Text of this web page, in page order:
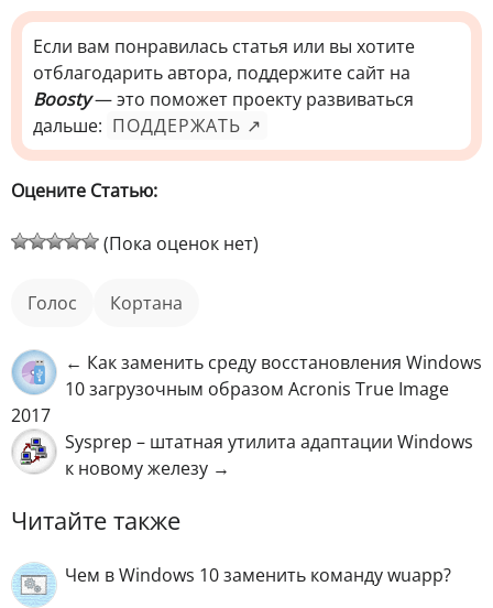
Если вам понравилась статья или вы хотите
отблагодарить автора, поддержите сайт на
Boosty— это поможет проекту развиваться
дальше: ПОДДЕРЖАТЬ ↗
Оцените Статью:
(Пока оценок нет)
голос Кортана
← Как заменить среду восстановления Windows
10 загрузочным образом Acronis True Image
2017
Sysprep – штатная утилита адаптации Windows
к новому железу →
Читайте также
Чем в Windows 10 заменить команду wuapp?